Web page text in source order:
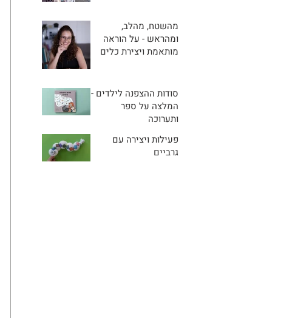
מהשטח, מהלב,
ומהראש - על הוראה
מותאמת ויצירת כלים
סודות ההצפנה לילדים -
המלצה על ספר
ותערוכה
פעילות ויצירה עם
גרביים